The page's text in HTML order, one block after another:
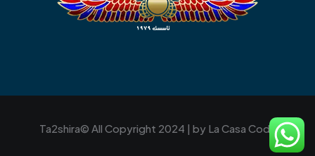
Ta2shira© All Copyright 2024 | by La Casa Code